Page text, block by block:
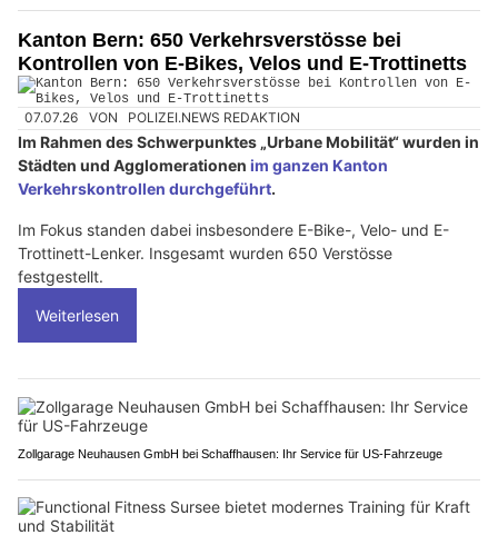
Kanton Bern: 650 Verkehrsverstösse bei
Kontrollen von E-Bikes, Velos und E-Trottinetts
07.07.26 VON POLIZEI.NEWS REDAKTION
Im Rahmen des Schwerpunktes „Urbane Mobilität“ wurden in
Städten und Agglomerationen im ganzen Kanton
Verkehrskontrollen durchgeführt.
Im Fokus standen dabei insbesondere E-Bike-, Velo- und E-
Trottinett-Lenker. Insgesamt wurden 650 Verstösse
festgestellt.
Weiterlesen
Zollgarage Neuhausen GmbH bei Schaffhausen: Ihr Service für US-Fahrzeuge